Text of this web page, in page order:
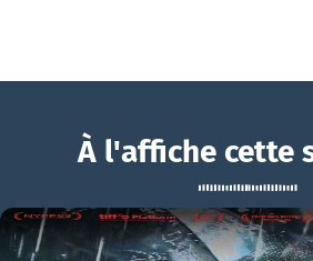
À l'affiche cette